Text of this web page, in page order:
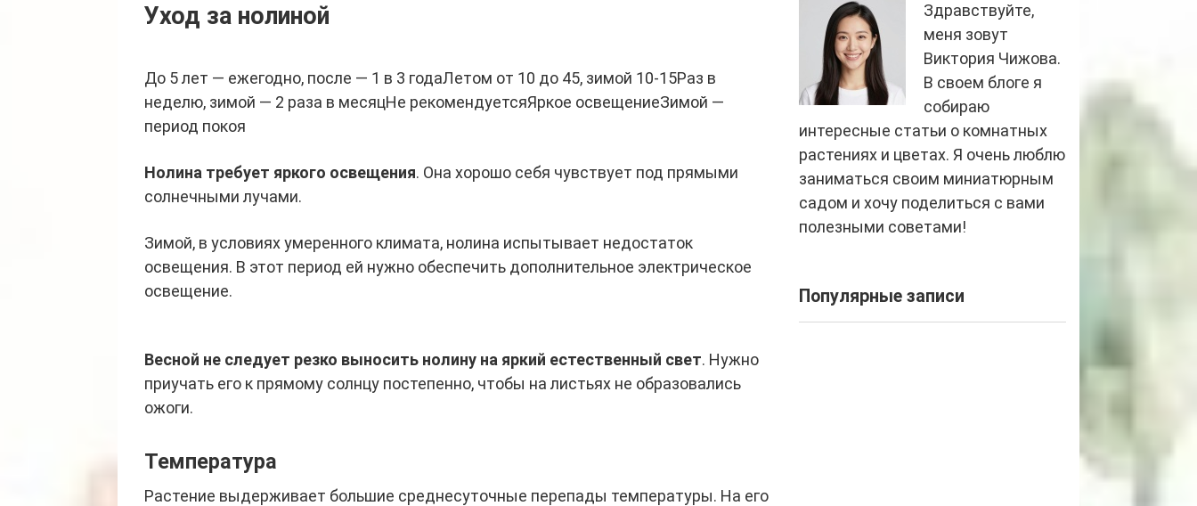
Уход за нолиной
До 5 лет — ежегодно, после — 1 в 3 годаЛетом от 10 до 45, зимой 10-15Раз в
неделю, зимой — 2 раза в месяцНе рекомендуетсяЯркое освещениеЗимой —
период покоя
Нолина требует яркого освещения. Она хорошо себя чувствует под прямыми
солнечными лучами.
Зимой, в условиях умеренного климата, нолина испытывает недостаток
освещения. В этот период ей нужно обеспечить дополнительное электрическое
освещение.
Весной не следует резко выносить нолину на яркий естественный свет. Нужно
приучать его к прямому солнцу постепенно, чтобы на листьях не образовались
ожоги.
Температура
Растение выдерживает большие среднесуточные перепады температуры. На его
Здравствуйте,
меня зовут
Виктория Чижова.
В своем блоге я
собираю
интересные статьи о комнатных
растениях и цветах. Я очень люблю
заниматься своим миниатюрным
садом и хочу поделиться с вами
полезными советами!
Популярные записи